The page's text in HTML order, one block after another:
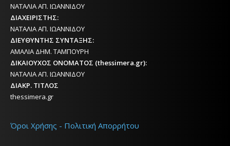
ΝΑΤΑΛΙΑ ΑΠ. ΙΩΑΝΝΙΔΟΥ
ΔΙΑΧΕΙΡΙΣΤΗΣ:
ΝΑΤΑΛΙΑ ΑΠ. ΙΩΑΝΝΙΔΟΥ
ΔΙΕΥΘΥΝΤΗΣ ΣΥΝΤΑΞΗΣ:
ΑΜΑΛΙΑ ΔΗΜ. ΤΑΜΠΟΥΡΗ
ΔΙΚΑΙΟΥΧΟΣ ΟΝΟΜΑΤΟΣ (thessimera.gr):
ΝΑΤΑΛΙΑ ΑΠ. ΙΩΑΝΝΙΔΟΥ
ΔΙΑΚΡ. ΤΙΤΛΟΣ
thessimera.gr
Όροι Χρήσης - Πολιτική Απορρήτου